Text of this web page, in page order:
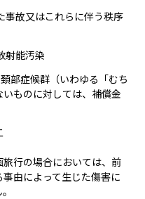
事故又はこれらに伴う秩序
射能汚染
部症候群（いわゆる「むち
ものに対しては、補償金
行の場合においては、前
由によって生じた傷害に